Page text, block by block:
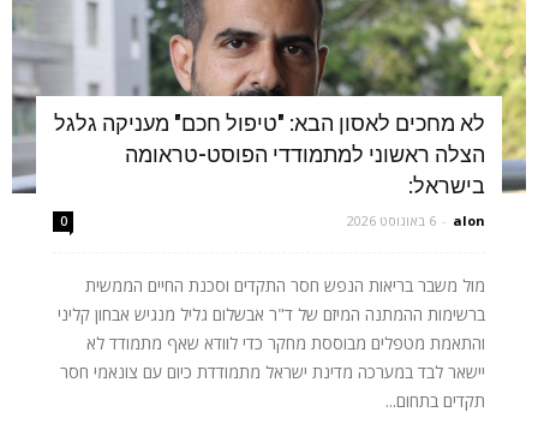
לא מחכים לאסון הבא: "טיפול חכם" מעניקה גלגל
הצלה ראשוני למתמודדי הפוסט-טראומה
בישראל:
alon
- 6 באוגוסט 2026 0
מול משבר בריאות הנפש חסר התקדים וסכנת החיים הממשית
ברשימות ההמתנה המיזם של ד"ר אבשלום גליל מנגיש אבחון קליני
והתאמת מטפלים מבוססת מחקר כדי לוודא שאף מתמודד לא
יישאר לבד במערכה מדינת ישראל מתמודדת כיום עם צונאמי חסר
תקדים בתחום...